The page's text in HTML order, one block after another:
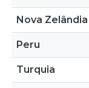
Nova Zelândia
Peru
Turquia